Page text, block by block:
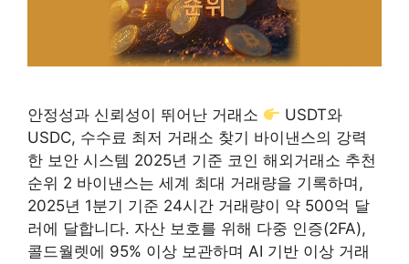
안정성과 신뢰성이 뛰어난 거래소
USDT와
USDC, 수수료 최저 거래소 찾기 바이낸스의 강력
한 보안 시스템 2025년 기준 코인 해외거래소 추천
순위 2 바이낸스는 세계 최대 거래량을 기록하며,
2025년 1분기 기준 24시간 거래량이 약 500억 달
러에 달합니다. 자산 보호를 위해 다중 인증(2FA),
콜드월렛에 95% 이상 보관하며 AI 기반 이상 거래